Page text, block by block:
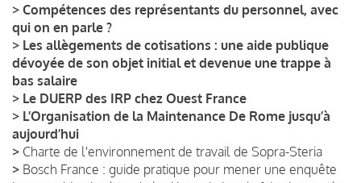
> Compétences des représentants du personnel, avec
qui on en parle ?
> Les allègements de cotisations : une aide publique
dévoyée de son objet initial et devenue une trappe à
bas salaire
> Le DUERP des IRP chez Ouest France
> L’Organisation de la Maintenance De Rome jusqu’à
aujourd’hui
> Charte de l'environnement de travail de Sopra-Steria
> Bosch France : guide pratique pour mener une enquête